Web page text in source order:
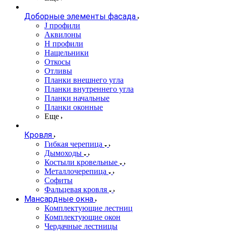
Доборные элементы фасада
J профили
Аквилоны
Н профили
Нащельники
Откосы
Отливы
Планки внешнего угла
Планки внутреннего угла
Планки начальные
Планки оконные
Еще
Кровля
Гибкая черепица
Дымоходы
Костыли кровельные
Металлочерепица
Софиты
Фальцевая кровля
Мансардные окна
Комплектующие лестниц
Комплектующие окон
Чердачные лестницы